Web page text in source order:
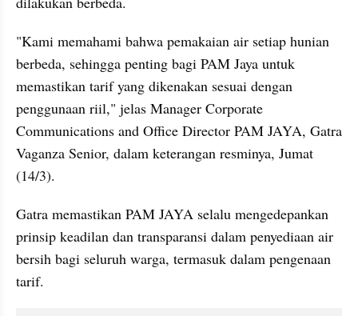
"Kami memahami bahwa pemakaian air setiap hunian
berbeda, sehingga penting bagi PAM Jaya untuk
memastikan tarif yang dikenakan sesuai dengan
penggunaan riil," jelas Manager Corporate
Communications and Office Director PAM JAYA, Gatra
Vaganza Senior, dalam keterangan resminya, Jumat
(14/3).
Gatra memastikan PAM JAYA selalu mengedepankan
prinsip keadilan dan transparansi dalam penyediaan air
bersih bagi seluruh warga, termasuk dalam pengenaan
tarif.